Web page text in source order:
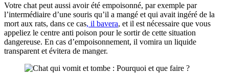
Votre chat peut aussi avoir été empoisonné, par exemple par
l’intermédiaire d’une souris qu’il a mangé et qui avait ingéré de la
mort aux rats, dans ce cas, il bavera, et il est nécessaire que vous
appeliez le centre anti poison pour le sortir de cette situation
dangereuse. En cas d’empoisonnement, il vomira un liquide
transparent et évitera de manger.